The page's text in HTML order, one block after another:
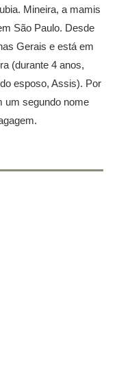
Mineira, a mamis
São Paulo. Desde
Gerais e está em
(durante 4 anos,
esposo, Assis). Por
um segundo nome